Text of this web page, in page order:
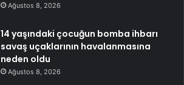
Ağustos 8, 2026
14 yaşındaki çocuğun bomba ihbarı
savaş uçaklarının havalanmasına
neden oldu
Ağustos 8, 2026